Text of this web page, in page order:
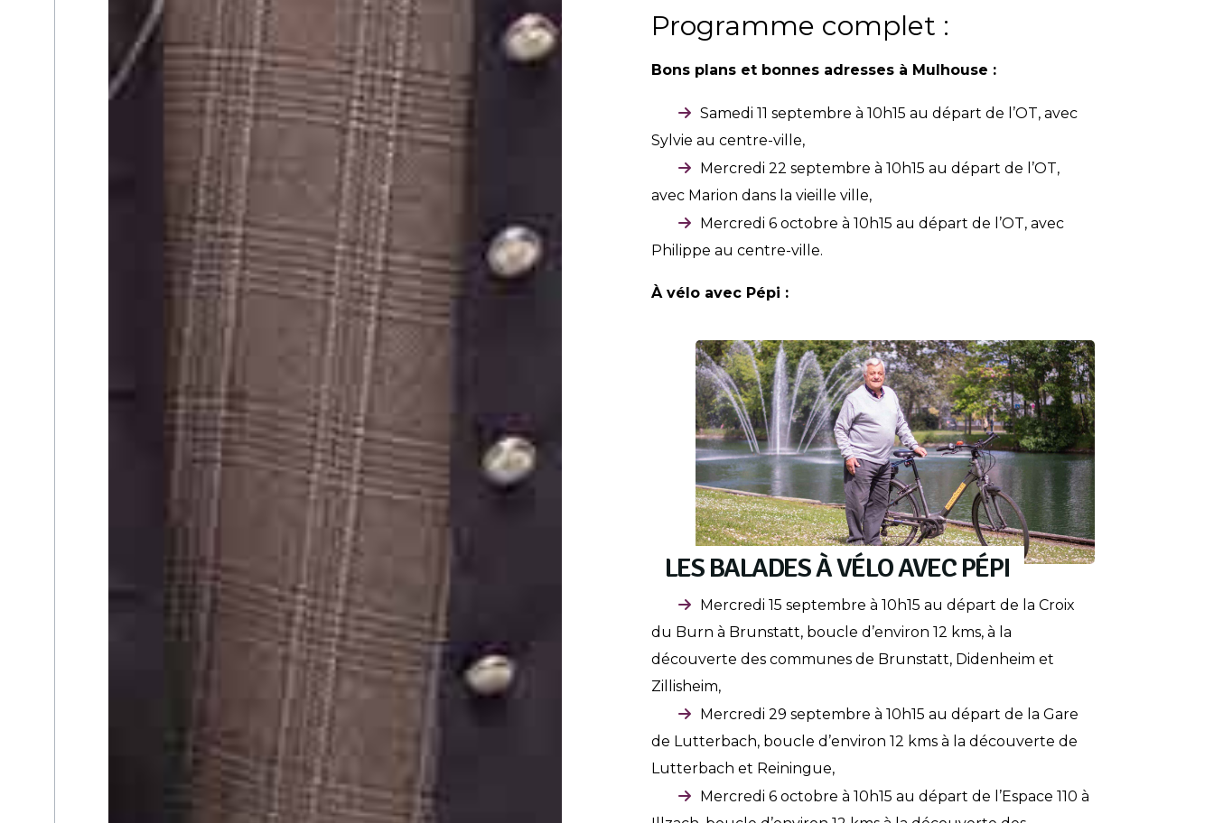
Programme complet :
Bons plans et bonnes adresses à Mulhouse :
Samedi 11 septembre à 10h15 au départ de l’OT, avec
Sylvie au centre-ville,
Mercredi 22 septembre à 10h15 au départ de l’OT,
avec Marion dans la vieille ville,
Mercredi 6 octobre à 10h15 au départ de l’OT, avec
Philippe au centre-ville.
À vélo avec Pépi :
LES BALADES À VÉLO AVEC PÉPI
Mercredi 15 septembre à 10h15 au départ de la Croix
du Burn à Brunstatt, boucle d’environ 12 kms, à la
découverte des communes de Brunstatt, Didenheim et
Zillisheim,
Mercredi 29 septembre à 10h15 au départ de la Gare
de Lutterbach, boucle d’environ 12 kms à la découverte de
Lutterbach et Reiningue,
Mercredi 6 octobre à 10h15 au départ de l’Espace 110 à